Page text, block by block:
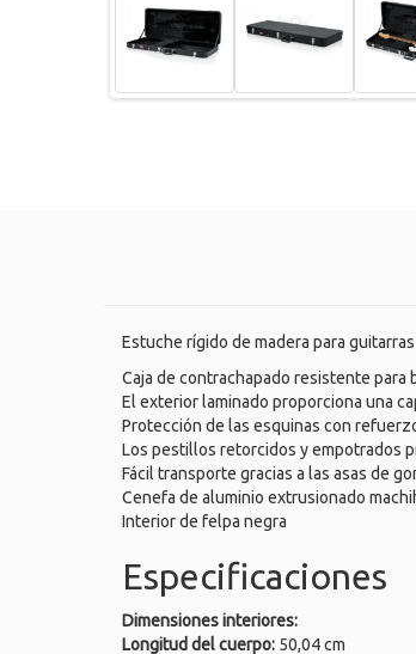
Estuche rígido de madera para
Caja de contrachapado resistente para
El exterior laminado proporciona una
Protección de las esquinas con
Los pestillos retorcidos y empotrados
Fácil transporte gracias a las asas de
Cenefa de aluminio extrusionado
Interior de felpa negra
Especificaciones
Dimensiones interiores:
Longitud del cuerpo: 50,04 cm